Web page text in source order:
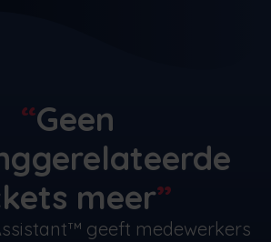
Geen
meer
geeft medewerkers